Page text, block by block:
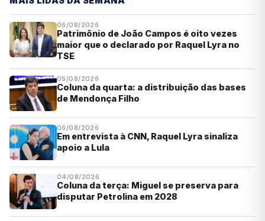
06/08/2026
Patrimônio de João Campos é oito vezes
maior que o declarado por Raquel Lyra no
TSE
05/08/2026
Coluna da quarta: a distribuição das bases
de Mendonça Filho
06/08/2026
Em entrevista à CNN, Raquel Lyra sinaliza
apoio a Lula
04/08/2026
Coluna da terça: Miguel se preserva para
disputar Petrolina em 2028